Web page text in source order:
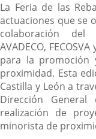
La Feria de las
actuaciones que se
colaboración del
AVADECO,
para la promoción
proximidad. Esta
Castilla y León a
Dirección
realización de
minorista de